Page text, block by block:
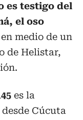
es testigo del
el oso
en medio de un
de Helistar,
es la
Cúcuta